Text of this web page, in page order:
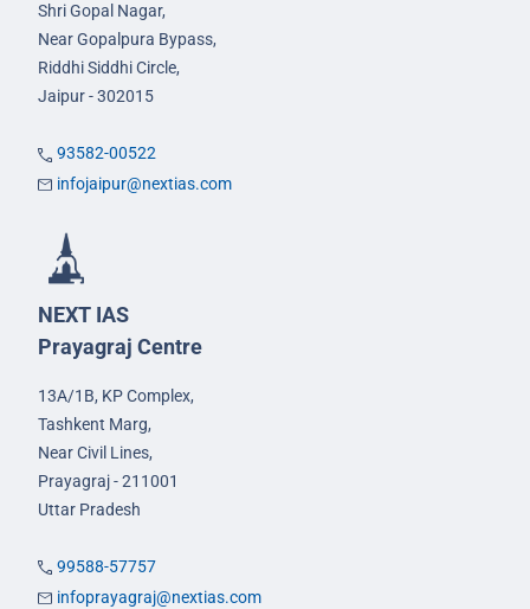
Shri Gopal Nagar,
Near Gopalpura Bypass,
Riddhi Siddhi Circle,
Jaipur - 302015
93582-00522
infojaipur@nextias.com
NEXT IAS
Prayagraj Centre
13A/1B, KP Complex,
Tashkent Marg,
Near Civil Lines,
Prayagraj - 211001
Uttar Pradesh
99588-57757
infoprayagraj@nextias.com